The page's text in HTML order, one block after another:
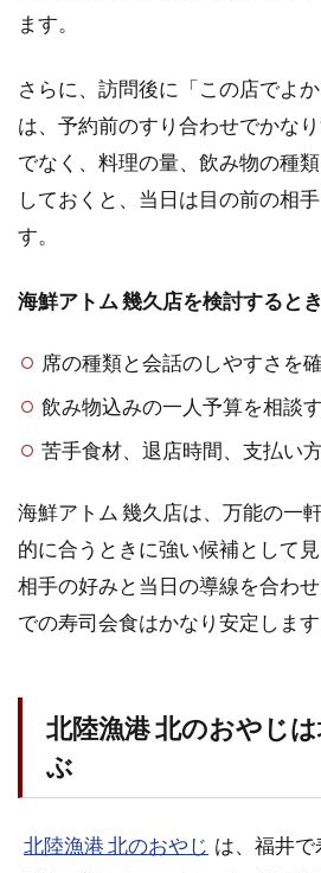
ます。
さらに、訪問後に「この店でよ
は、予約前のすり合わせでかな
でなく、料理の量、飲み物の種
しておくと、当日は目の前の相
す。
海鮮アトム 幾久店を検討すると
席の種類と会話のしやすさを確
飲み物込みの一人予算を相談す
苦手食材、退店時間、支払い
海鮮アトム 幾久店は、万能の一
的に合うときに強い候補として見
相手の好みと当日の導線を合わ
での寿司会食はかなり安定します
北陸漁港 北のおやじ
ぶ
北陸漁港 北のおやじ は、福井